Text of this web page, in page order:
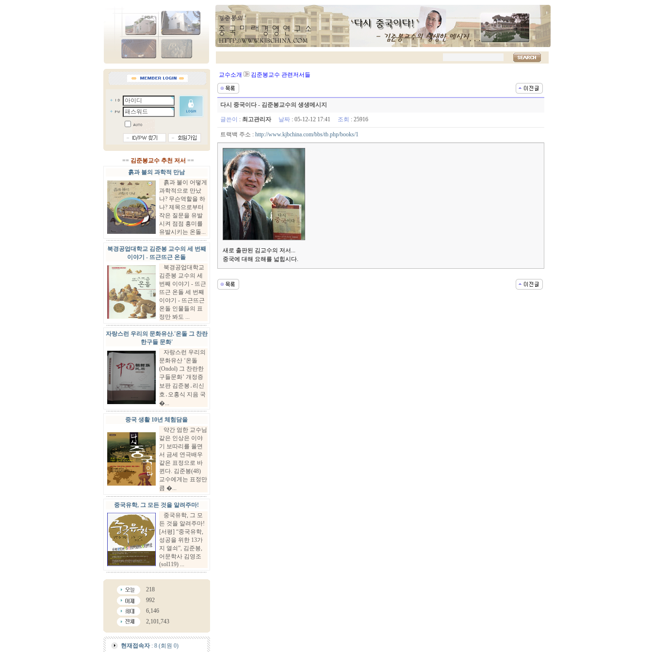
== 김준봉교수 추천 저서 ==
흙과 불의 과학적 만남
흙과 불이 어떻게
과학적으로 만났
나? 무슨역할을 하
나? 제목으로부터
작은 질문을 유발
시켜 점점 흥미를
유발시키는 온돌...
북경공업대학교 김준봉 교수의 세 번째
이야기 - 뜨근뜨근 온돌
북경공업대학교
김준봉 교수의 세
번째 이야기 - 뜨근
뜨근 온돌 세 번째
이야기 - 뜨근뜨근
온돌 인물들의 표
정만 봐도 ...
자랑스런 우리의 문화유산.'온돌 그 찬란
한구들 문화'
자랑스런 우리의
문화유산 ‘온돌
(Ondol) 그 찬란한
구들문화’ 개정증
보판 김준봉․리신
호․오홍식 지음 국
�...
중국 생활 10년 체험담을
약간 엄한 교수님
같은 인상은 이야
기 보따리를 풀면
서 금세 연극배우
같은 표정으로 바
뀐다. 김준봉(48)
교수에게는 표정만
큼 �...
중국유학, 그 모든 것을 알려주마!
중국유학, 그 모
든 것을 알려주마!
[서평] “중국유학,
성공을 위한 13가
지 열쇠”, 김준봉,
어문학사 김영조
(sol119) ...
218
992
6,146
2,101,743
현재접속자: 8 (회원 0)
교수소개 김준봉교수 관련저서들
다시 중국이다 - 김준봉교수의 생생메시지
글쓴이 : 최고관리자 날짜 : 05-12-12 17:41 조회 : 25916
트랙백 주소 : http://www.kjbchina.com/bbs/tb.php/books/1
새로 출판된 김교수의 저서...
중국에 대해 요해를 넓힙시다.